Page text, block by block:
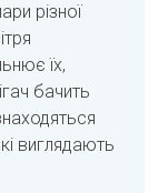
різної
їх,
бачить
виглядають